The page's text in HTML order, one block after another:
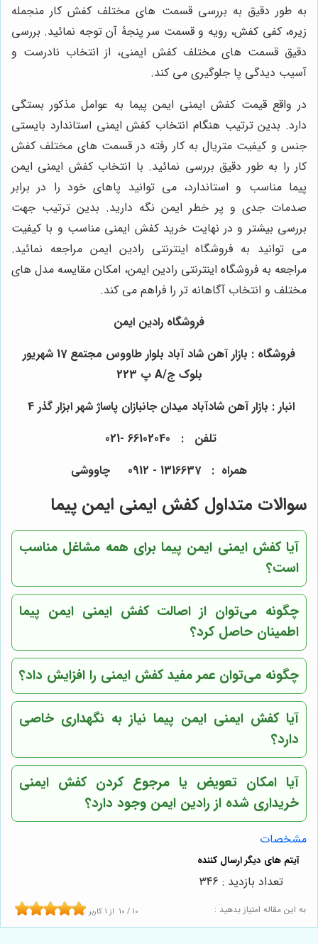
به طور دقیق به بررسی قسمت های مختلف کفش کار منجمله
زیره، کفی کفش، رویه و قسمت سر پنجۀ آن توجه نمائید. بررسی
دقیق قسمت های مختلف کفش ایمنی، از انتخاب نادرست و
آسیب دیدگی پا جلوگیری می کند.
در واقع قیمت کفش ایمنی ایمن پیما به عوامل مذکور بستگی
دارد. بدین ترتیب هنگام انتخاب کفش ایمنی استاندارد بایستی
جنس و کیفیت متریال به کار رفته در قسمت های مختلف کفش
کار را به طور دقیق بررسی نمائید. با انتخاب کفش ایمنی ایمن
پیما مناسب و استاندارد، می توانید پاهای خود را در برابر
صدمات جدی و پر خطر ایمن نگه دارید. بدین ترتیب جهت
بررسی بیشتر و در نهایت خرید کفش ایمنی مناسب و با کیفیت
می توانید به فروشگاه اینترنتی رادین ایمن مراجعه نمائید.
مراجعه به فروشگاه اینترنتی رادین ایمن، امکان مقایسه مدل های
مختلف و انتخاب آگاهانه تر را فراهم می کند.
فروشگاه رادین ایمن
فروشگاه : بازار آهن شاد آباد بلوار طاووس مجتمع 17 شهریور
بلوک ج/A پ 223
انبار : بازار آهن شادآباد میدان جانبازان پاساژ شهر ابزار گذر 4
تلفن : 66102040 -021
همراه : 1316637 - 0912 چاووشی
سوالات متداول کفش ایمنی ایمن پیما
آیا کفش ایمنی ایمن پیما برای همه مشاغل مناسب
است؟
چگونه می‌توان از اصالت کفش ایمنی ایمن پیما
اطمینان حاصل کرد؟
چگونه می‌توان عمر مفید کفش ایمنی را افزایش داد؟
آیا کفش ایمنی ایمن پیما نیاز به نگهداری خاصی
دارد؟
آیا امکان تعویض یا مرجوع کردن کفش ایمنی
خریداری شده از رادین ایمن وجود دارد؟
مشخصات
به این مقاله امتیاز بدهید : 10 / 10 از 1 کاربر
تعداد بازدید : 346